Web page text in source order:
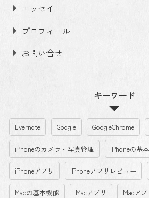
エッセイ
プロフィール
お問い合せ
キーワード
Evernote Google GoogleChrome
iPhoneのカメラ・写真管理 iPhoneの基
iPhoneアプリ iPhoneアプリレビュー
Macの基本機能 Macアプリ Macア